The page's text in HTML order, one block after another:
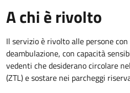
A chi è rivolto
Il servizio è rivolto alle persone
deambulazione, con capacità
vedenti che desiderano circolare
(ZTL) e sostare nei parcheggi